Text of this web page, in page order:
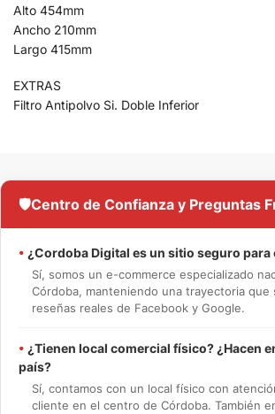
Alto 454mm
Ancho 210mm
Largo 415mm
EXTRAS
Filtro Antipolvo Si. Doble Inferior
🛡️Centro de Confianza y Preguntas
• ¿Cordoba Digital es un sitio seguro para
Sí, somos un e-commerce especializado
Córdoba, manteniendo una trayectoria que
reseñas reales de Facebook y Google.
• ¿Tienen local comercial físico? ¿Hacen
país?
Sí, contamos con un local físico con
cliente en el centro de Córdoba. También